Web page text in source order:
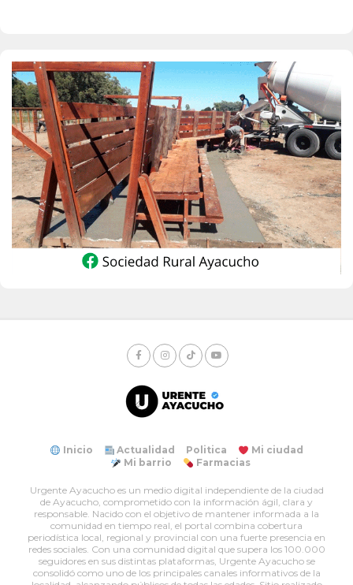
Inicio Actualidad Politica
Mi ciudad
Mi barrio
Farmacias
Urgente Ayacucho es un medio digital independiente de la ciudad
de Ayacucho, comprometido con la información ágil, clara y
responsable. Nacido con el objetivo de mantener informada a la
comunidad en tiempo real, el portal combina cobertura
periodística local, regional y provincial con una fuerte presencia en
redes sociales. Con una comunidad digital que supera los 100.000
seguidores en sus distintas plataformas, Urgente Ayacucho se
consolidó como uno de los principales canales informativos de la